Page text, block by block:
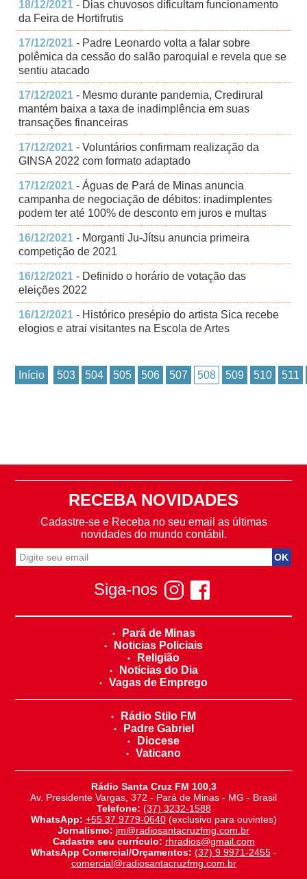
18/12/2021 - Dias chuvosos dificultam funcionamento
da Feira de Hortifrutis
17/12/2021 - Padre Leonardo volta a falar sobre
polêmica da cessão do salão paroquial e revela que se
sentiu atacado
17/12/2021 - Mesmo durante pandemia, Credirural
mantém baixa a taxa de inadimplência em suas
transações financeiras
17/12/2021 - Voluntários confirmam realização da
GINSA 2022 com formato adaptado
17/12/2021 - Águas de Pará de Minas anuncia
campanha de negociação de débitos: inadimplentes
podem ter até 100% de desconto em juros e multas
16/12/2021 - Morganti Ju-Jítsu anuncia primeira
competição de 2021
16/12/2021 - Definido o horário de votação das
eleições 2022
16/12/2021 - Histórico presépio do artista Sica recebe
elogios e atrai visitantes na Escola de Artes
Início 503 504 505 506 507 508 509 510 511
RECEBA NOVIDADES
Cadastre-se e Receba no seu email as últimas
novidades do mundo contábil.
Siga-nos
Pará de Minas
Noticias Policiais
Religião
Notícias do Dia
Vagas de Emprego
Rádio Stilo FM
Padre Gabriel
Diocese
Vaticano
Rádio Santa Cruz FM 100,3
Av. Presidente Vargas, 372 - Pará de Minas - MG - Brasil
Telefone: (37) 3232-1588
WhatsApp: +55 37 9779-0640(exclusivo para ouvintes)
Jornalismo: jm@radiosantacruzfmg.com.br
Cadastre seu currículo: rhradios@gmail.com
WhatsApp Comercial/Orçamentos: (37) 9 9971-2455-
comercial@radiosantacruzfmg.com.br